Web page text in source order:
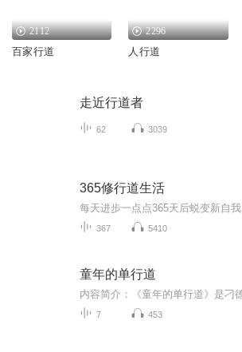
2112
百家行道
2296
人行道
走近行道者
62 3039
365修行道生活
每天进步一点点365天后蜕变新自我
367 5410
童年的单行道
7 453